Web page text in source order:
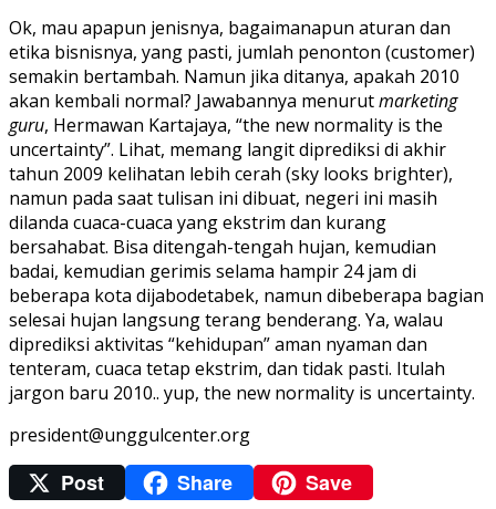
Ok, mau apapun jenisnya, bagaimanapun aturan dan
etika bisnisnya, yang pasti, jumlah penonton (customer)
semakin bertambah. Namun jika ditanya, apakah 2010
akan kembali normal? Jawabannya menurutmarketing
guru, Hermawan Kartajaya, “the new normality is the
uncertainty”. Lihat, memang langit diprediksi di akhir
tahun 2009 kelihatan lebih cerah (sky looks brighter),
namun pada saat tulisan ini dibuat, negeri ini masih
dilanda cuaca-cuaca yang ekstrim dan kurang
bersahabat. Bisa ditengah-tengah hujan, kemudian
badai, kemudian gerimis selama hampir 24 jam di
beberapa kota dijabodetabek, namun dibeberapa bagian
selesai hujan langsung terang benderang. Ya, walau
diprediksi aktivitas “kehidupan” aman nyaman dan
tenteram, cuaca tetap ekstrim, dan tidak pasti. Itulah
jargon baru 2010.. yup, the new normality is uncertainty.
president@unggulcenter.org
Post Share Save